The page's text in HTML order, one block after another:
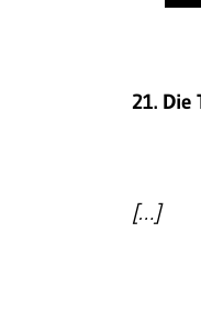
21. Die
[…]